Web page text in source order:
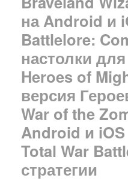
на Android и
Battlelore:
настолки
Heroes of
версия
War of the
Android и iOS
Total War
стратегии